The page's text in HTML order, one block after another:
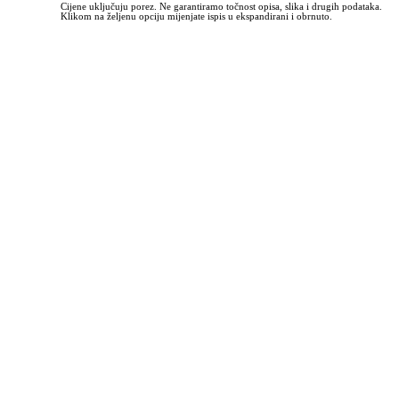
Cijene uključuju porez. Ne garantiramo točnost opisa, slika i drugih podataka.
Klikom na željenu opciju mijenjate ispis u ekspandirani i obrnuto.